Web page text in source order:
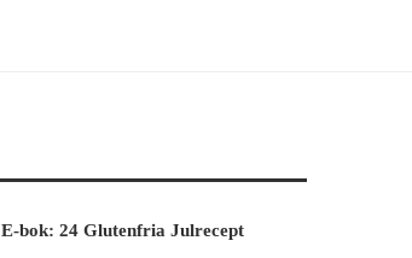
E-bok: 24 Glutenfria Julrecept